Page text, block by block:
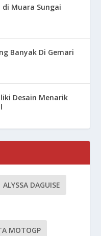
di Muara Sungai
Banyak Di Gemari
Desain Menarik
ALYSSA DAGUISE
MOTOGP